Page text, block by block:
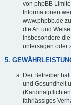
von phpBB
Informationen
www.phpbb.de
die Art und
insbesondere
untersagen oder
5.
Der Betreiber
und Gesundheit
fahrlässiges